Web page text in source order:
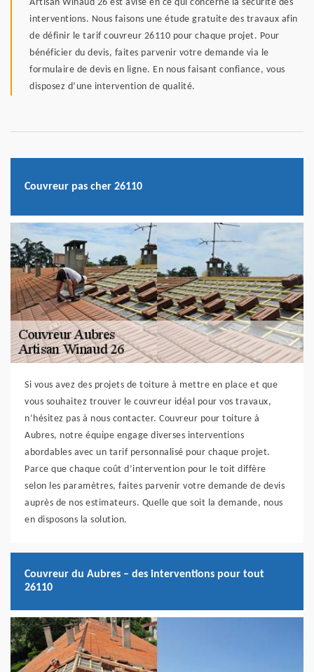
Artisan Winaud 26 est avisé en ce qui concerne la sécurité des
interventions. Nous faisons une étude gratuite des travaux afin
de définir le tarif couvreur 26110 pour chaque projet. Pour
bénéficier du devis, faites parvenir votre demande via le
formulaire de devis en ligne. En nous faisant confiance, vous
disposez d’une intervention de qualité.
Couvreur pas cher 26110
Si vous avez des projets de toiture à mettre en place et que
vous souhaitez trouver le couvreur idéal pour vos travaux,
n’hésitez pas à nous contacter. Couvreur pour toiture à
Aubres, notre équipe engage diverses interventions
abordables avec un tarif personnalisé pour chaque projet.
Parce que chaque coût d’intervention pour le toit diffère
selon les paramètres, faites parvenir votre demande de devis
auprès de nos estimateurs. Quelle que soit la demande, nous
en disposons la solution.
Couvreur du Aubres – des interventions pour tout
26110